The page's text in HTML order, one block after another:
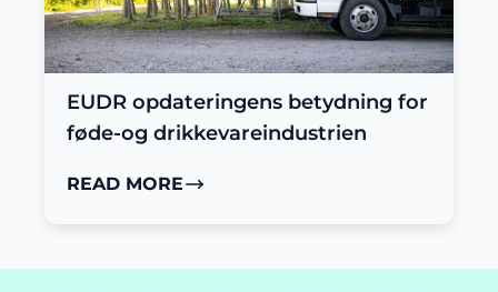
EUDR opdateringens betydning for
føde-og drikkevareindustrien
READ MORE